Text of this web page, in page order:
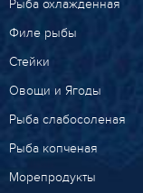
Рыба охлажденная
Филе рыбы
Стейки
Овощи и Ягоды
Рыба слабосоленая
Рыба копченая
Морепродукты